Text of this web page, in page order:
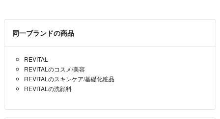
同一ブランドの商品
REVITAL
REVITALのコスメ/美容
REVITALのスキンケア/基礎化粧品
REVITALの洗顔料